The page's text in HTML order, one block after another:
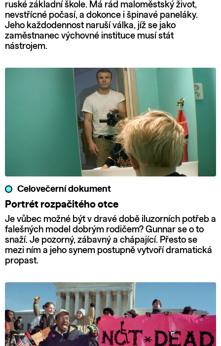
ruské základní škole. Má rád maloměstský život,
nevstřícné počasí, a dokonce i špinavé paneláky.
Jeho každodennost naruší válka, jíž se jako
zaměstnanec výchovné instituce musí stát
nástrojem.
Celovečerní dokument
Portrét rozpačitého otce
Je vůbec možné být v dravé době iluzorních potřeb a
falešných model dobrým rodičem? Gunnar se o to
snaží. Je pozorný, zábavný a chápající. Přesto se
mezi ním a jeho synem postupně vytvoří dramatická
propast.